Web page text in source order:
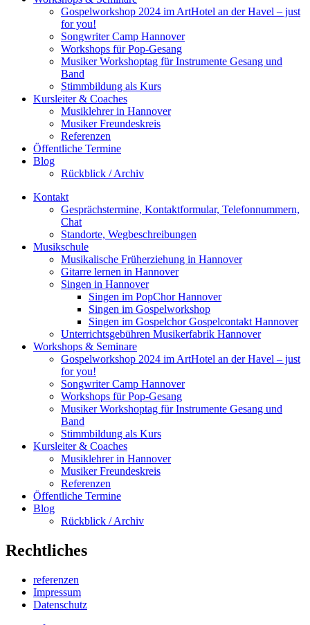
Gospelworkshop 2024 im ArtHotel an der Havel – just
for you!
Songwriter Camp Hannover
Workshops für Pop-Gesang
Musiker Workshoptag für Instrumente Gesang und
Band
Stimmbildung als Kurs
Kursleiter & Coaches
Musiklehrer in Hannover
Musiker Freundeskreis
Referenzen
Öffentliche Termine
Blog
Rückblick / Archiv
Kontakt
Gesprächstermine, Kontaktformular, Telefonnummern,
Chat
Standorte, Wegbeschreibungen
Musikschule
Musikalische Früherziehung in Hannover
Gitarre lernen in Hannover
Singen in Hannover
Singen im PopChor Hannover
Singen im Gospelworkshop
Singen im Gospelchor Gospelcontakt Hannover
Unterrichtsgebühren Musikerfabrik Hannover
Workshops & Seminare
Gospelworkshop 2024 im ArtHotel an der Havel – just
for you!
Songwriter Camp Hannover
Workshops für Pop-Gesang
Musiker Workshoptag für Instrumente Gesang und
Band
Stimmbildung als Kurs
Kursleiter & Coaches
Musiklehrer in Hannover
Musiker Freundeskreis
Referenzen
Öffentliche Termine
Blog
Rückblick / Archiv
Rechtliches
referenzen
Impressum
Datenschutz